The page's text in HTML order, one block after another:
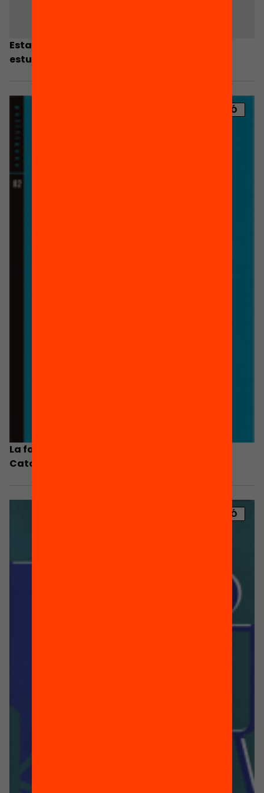
Estat del Benestar: una aproximació al seu
estudi des de l’anàlisi de l’opinió pública
PUBLICACIÓ
La formació professional i l’ocupació a
Catalunya
PUBLICACIÓ